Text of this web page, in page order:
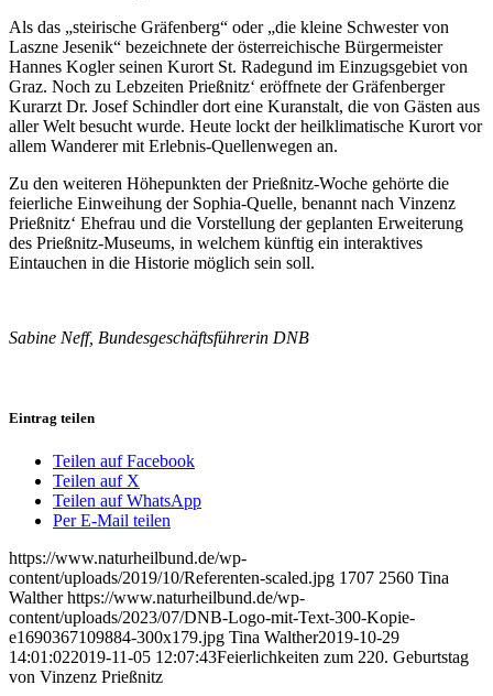
Als das „steirische Gräfenberg“ oder „die kleine Schwester von
Laszne Jesenik“ bezeichnete der österreichische Bürgermeister
Hannes Kogler seinen Kurort St. Radegund im Einzugsgebiet von
Graz. Noch zu Lebzeiten Prießnitz‘ eröffnete der Gräfenberger
Kurarzt Dr. Josef Schindler dort eine Kuranstalt, die von Gästen aus
aller Welt besucht wurde. Heute lockt der heilklimatische Kurort vor
allem Wanderer mit Erlebnis-Quellenwegen an.
Zu den weiteren Höhepunkten der Prießnitz-Woche gehörte die
feierliche Einweihung der Sophia-Quelle, benannt nach Vinzenz
Prießnitz‘ Ehefrau und die Vorstellung der geplanten Erweiterung
des Prießnitz-Museums, in welchem künftig ein interaktives
Eintauchen in die Historie möglich sein soll.
Sabine Neff, Bundesgeschäftsführerin DNB
Eintrag teilen
Teilen auf Facebook
Teilen auf X
Teilen auf WhatsApp
Per E-Mail teilen
https://www.naturheilbund.de/wp-
content/uploads/2019/10/Referenten-scaled.jpg 1707 2560 Tina
Walther https://www.naturheilbund.de/wp-
content/uploads/2023/07/DNB-Logo-mit-Text-300-Kopie-
e1690367109884-300x179.jpg Tina Walther2019-10-29
14:01:022019-11-05 12:07:43Feierlichkeiten zum 220. Geburtstag
von Vinzenz Prießnitz